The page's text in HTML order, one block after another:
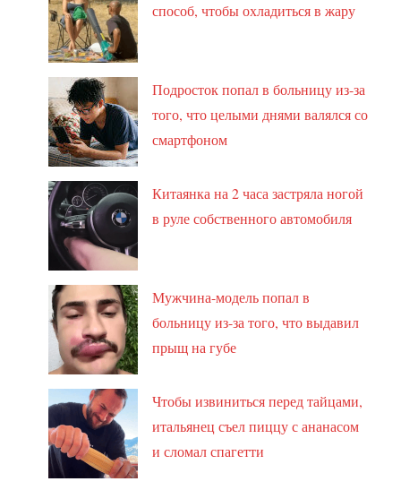
способ, чтобы охладиться в жару
Подросток попал в больницу из-за
того, что целыми днями валялся со
смартфоном
Китаянка на 2 часа застряла ногой
в руле собственного автомобиля
Мужчина-модель попал в
больницу из-за того, что выдавил
прыщ на губе
Чтобы извиниться перед тайцами,
итальянец съел пиццу с ананасом
и сломал спагетти